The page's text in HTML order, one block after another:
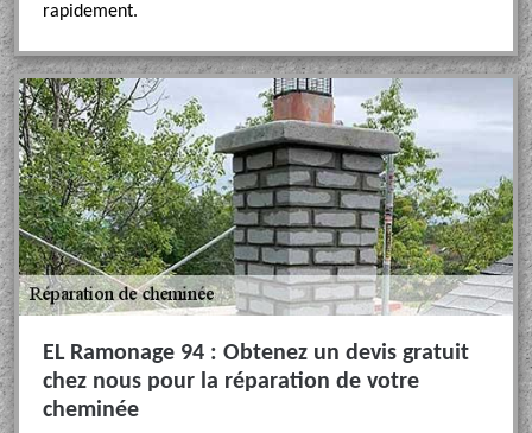
rapidement.
EL Ramonage 94 : Obtenez un devis gratuit
chez nous pour la réparation de votre
cheminée